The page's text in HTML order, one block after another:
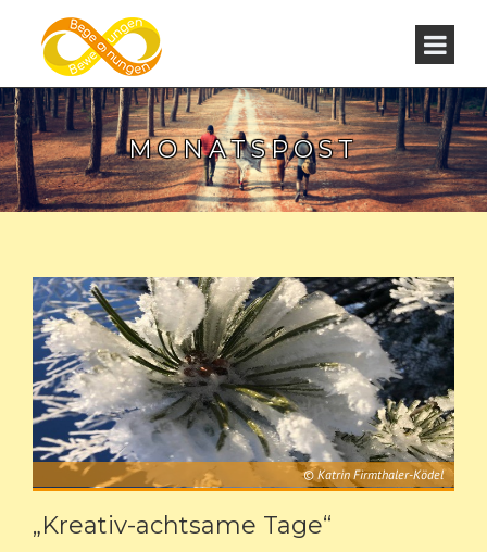
MONATSPOST
© Katrin Firmthaler-Ködel
„Kreativ-achtsame Tage“